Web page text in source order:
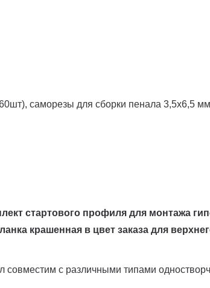
саморезы для сборки пенала 3,5х6,5
стартового профиля для монтажа
крашенная в цвет заказа для
совместим с различными типами